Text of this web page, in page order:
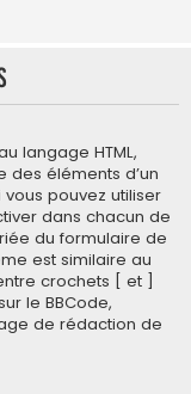
langage HTML,
éléments d’un
pouvez utiliser
dans chacun de
du formulaire de
est similaire au
crochets [ et ]
le BBCode,
de rédaction de